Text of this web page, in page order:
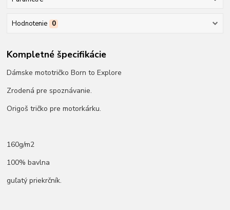
Hodnotenie 0
Kompletné špecifikácie
Dámske mototričko Born to Explore
Zrodená pre spoznávanie.
Origoš tričko pre motorkárku.
160g/m2
100% bavlna
guľatý priekrčník.